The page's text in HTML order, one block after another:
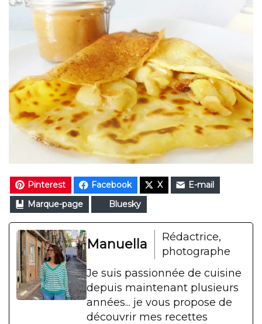
Pinterest Facebook X
E-mail
Marque-page
Bluesky
Manuella
Rédactrice,
photographe
Je suis passionnée de cuisine
depuis maintenant plusieurs
années... je vous propose de
découvrir mes recettes